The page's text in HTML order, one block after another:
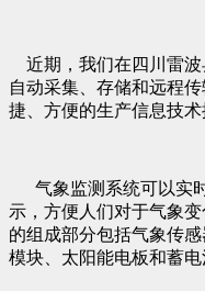
近期，我们在四川雷波
自动采集、存储和远程
捷、方便的生产信息技术
气象监测系统可以实
示，方便人们对于气象
的组成部分包括气象传
模块、太阳能电板和蓄